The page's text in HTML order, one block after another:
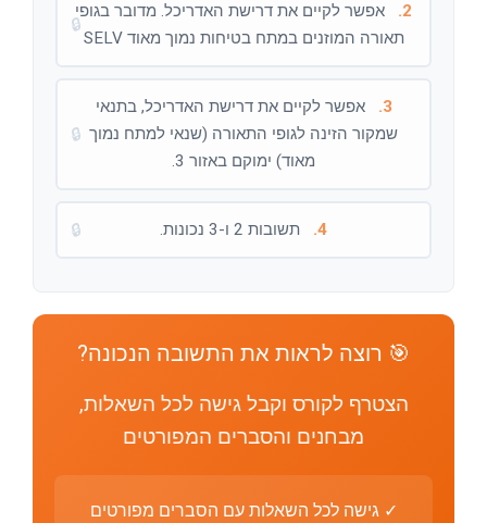
2.
אפשר לקיים את דרישת האדריכל. מדובר בגופי
תאורה המוזנים במתח בטיחות נמוך מאוד SELV
🔒
3.
אפשר לקיים את דרישת האדריכל, בתנאי
שמקור הזינה לגופי התאורה (שנאי למתח נמוך
מאוד) ימוקם באזור 3.
🔒
4. תשובות 2 ו-3 נכונות. 🔒
🎯 רוצה לראות את התשובה הנכונה?
הצטרף לקורס וקבל גישה לכל השאלות,
מבחנים והסברים המפורטים
✓ גישה לכל השאלות עם הסברים מפורטים